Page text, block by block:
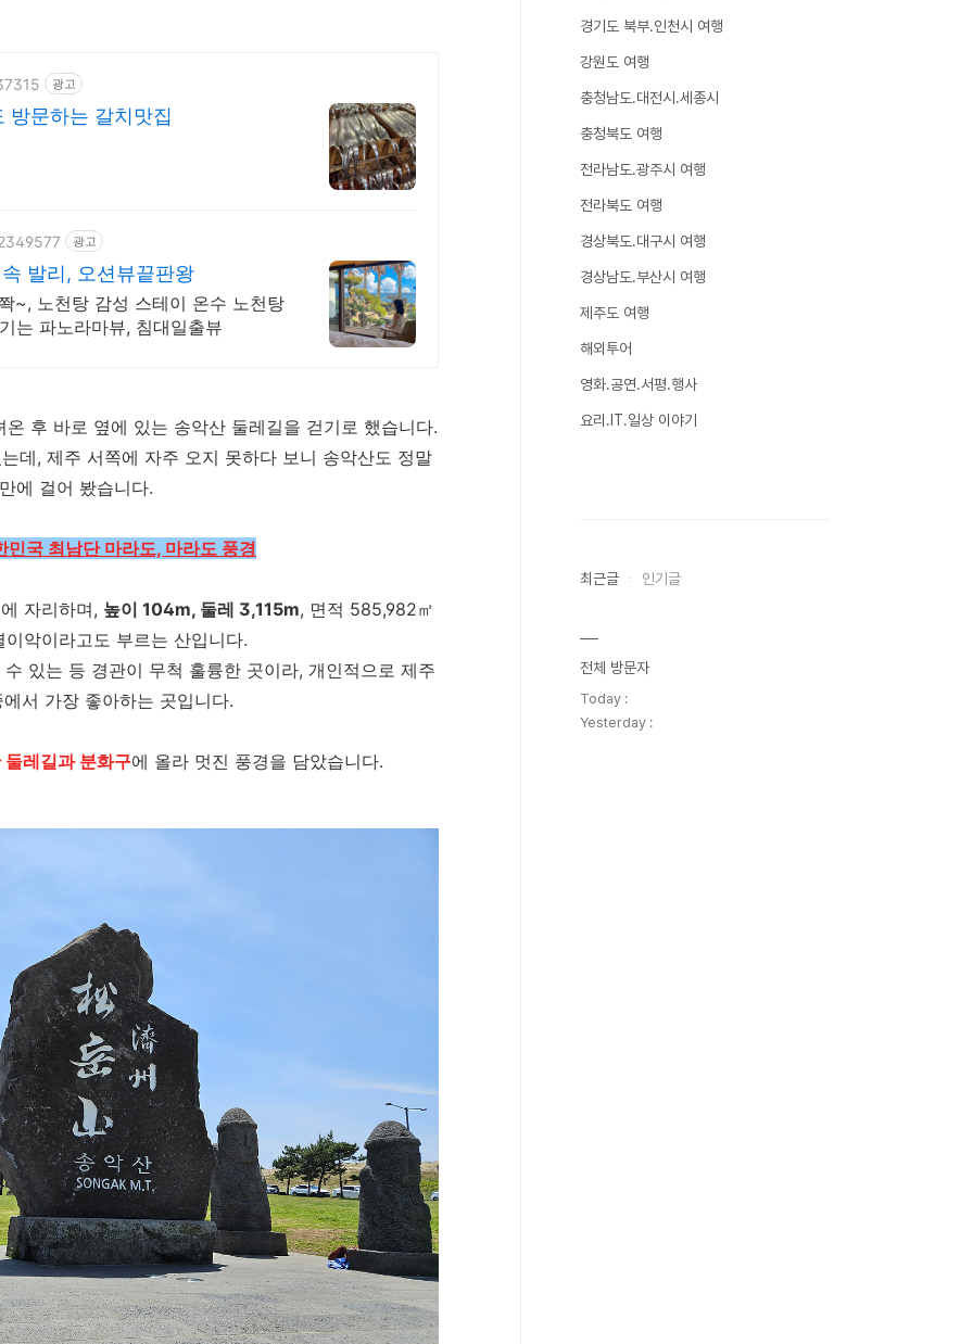
광고
방문하는 갈치맛집
광고
발리, 오션뷰끝판왕
~, 노천탕 감성 스테이 온수 노천탕
는 파노라마뷰, 침대일출뷰
온 후 바로 옆에 있는 송악산 둘레길을 걷기로 했습니다.
데, 제주 서쪽에 자주 오지 못하다 보니 송악산도 정말
에 걸어 봤습니다.
민국 최남단 마라도, 마라도 풍경
자리하며, 높이 104m, 둘레 3,115m, 면적 585,982㎡
악이라고도 부르는 산입니다.
있는 등 경관이 무척 훌륭한 곳이라, 개인적으로 제주
서 가장 좋아하는 곳입니다.
둘레길과 분화구에 올라 멋진 풍경을 담았습니다.
경기도 북부.인천시 여행
강원도 여행
충청남도.대전시.세종시
충청북도 여행
전라남도.광주시 여행
전라북도 여행
경상북도.대구시 여행
경상남도.부산시 여행
제주도 여행
해외투어
영화.공연.서평.행사
요리.IT.일상 이야기
최근글 인기글
전체 방문자
Today :
Yesterday :